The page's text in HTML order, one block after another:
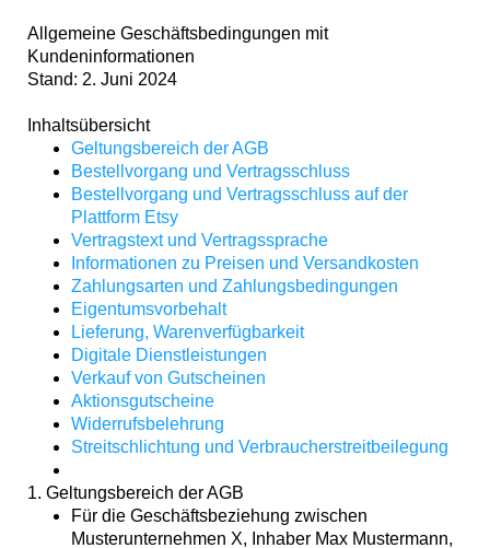
Allgemeine Geschäftsbedingungen mit
Kundeninformationen
Stand: 2. Juni 2024
Inhaltsübersicht
Geltungsbereich der AGB
Bestellvorgang und Vertragsschluss
Bestellvorgang und Vertragsschluss auf der
Plattform Etsy
Vertragstext und Vertragssprache
Informationen zu Preisen und Versandkosten
Zahlungsarten und Zahlungsbedingungen
Eigentumsvorbehalt
Lieferung, Warenverfügbarkeit
Digitale Dienstleistungen
Verkauf von Gutscheinen
Aktionsgutscheine
Widerrufsbelehrung
Streitschlichtung und Verbraucherstreitbeilegung
1. Geltungsbereich der AGB
Für die Geschäftsbeziehung zwischen
Musterunternehmen X, Inhaber Max Mustermann,